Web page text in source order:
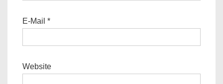
E-Mail *
Website